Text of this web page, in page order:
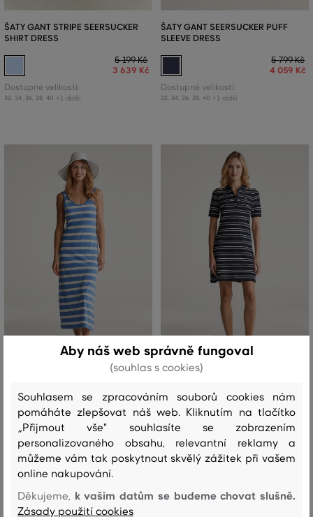
ŠATY GANT STRIPE SEERSUCKER
SHIRT DRESS
5 199 Kč
3 639 Kč
Dostupné velikosti:
32 34 36 38 40 +1 další
ŠATY GANT SEERSUCKER PUFF
SLEEVE DRESS
5 799 Kč
4 059 Kč
Dostupné velikosti:
32 34 36 38 40 +1 další
JERSEY MIDI DRESS
3 699 Kč
2 589 Kč
Dostupné velikosti:
XS, S, M , L
SLEVA -50%
PIQUE POLO DRESS
2 599 Kč
1 299 Kč
Dostupné velikosti:
XS S
Aby náš web správně fungoval
(souhlas s cookies)
Souhlasem se zpracováním souborů cookies nám
pomáháte zlepšovat náš web. Kliknutím na tlačítko
„Přijmout vše" souhlasíte se zobrazením
personalizovaného obsahu, relevantní reklamy a
můžeme vám tak poskytnout skvělý zážitek při vašem
online nakupování.
Děkujeme, k vašim datům se budeme chovat slušně.
Zásady použití cookies